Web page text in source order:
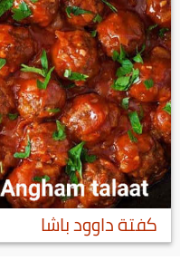
كفتة داوود باشا